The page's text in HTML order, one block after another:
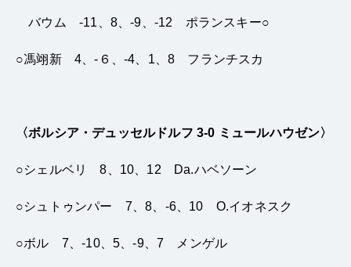
バウム -11、8、-9、-12 ポランスキー○
○馮翊新 4、-６、-4、1、8 フランチスカ
〈ボルシア・デュッセルドルフ 3-0 ミュールハウゼン〉
○シェルベリ 8、10、12 Da.ハベソーン
○シュトゥンパー 7、8、-6、10 O.イオネスク
○ボル 7、-10、5、-9、7 メンゲル